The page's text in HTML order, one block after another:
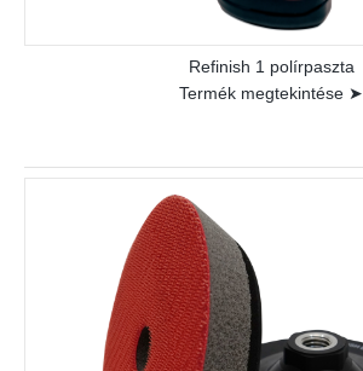
Refinish 1 polírpaszta
Termék megtekintése ➤